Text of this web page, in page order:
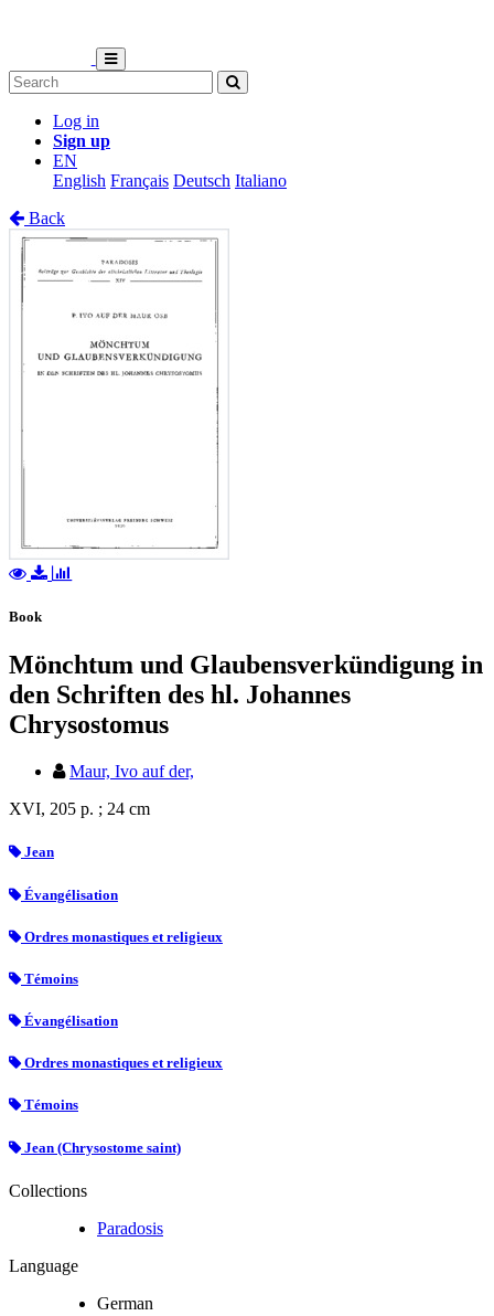
Log in
Sign up
EN
English Français Deutsch Italiano
Back
Book
Mönchtum und Glaubensverkündigung in
den Schriften des hl. Johannes
Chrysostomus
Maur, Ivo auf der,
XVI, 205 p. ; 24 cm
Jean
Évangélisation
Ordres monastiques et religieux
Témoins
Évangélisation
Ordres monastiques et religieux
Témoins
Jean (Chrysostome saint)
Collections
Paradosis
Language
German